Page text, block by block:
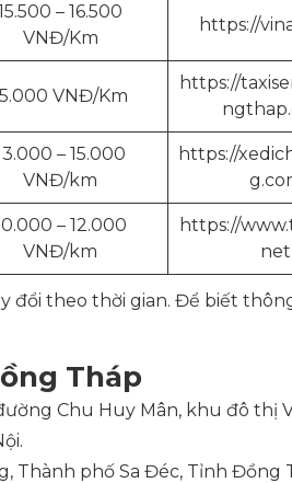
– 16.500
VNĐ/Km
https://
VNĐ/Km
https://
– 15.000
VNĐ/km
https://
– 12.000
VNĐ/km
https://
net
đổi theo thời gian. Để biết
Tháp
Chu Huy Mân, khu đô thị
Thành phố Sa Đéc, Tỉnh Đồng